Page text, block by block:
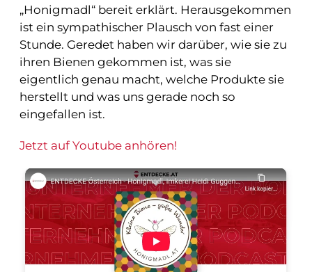
„Honigmadl“ bereit erklärt. Herausgekommen
ist ein sympathischer Plausch von fast einer
Stunde. Geredet haben wir darüber, wie sie zu
ihren Bienen gekommen ist, was sie
eigentlich genau macht, welche Produkte sie
herstellt und was uns gerade noch so
eingefallen ist.
Jetzt auf Youtube anhören!